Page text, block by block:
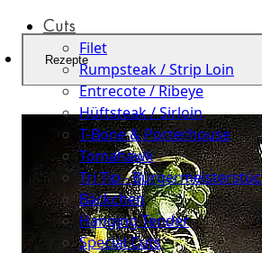
Cuts
Filet
Rumpsteak / Strip Loin
Entrecote / Ribeye
Hüftsteak / Sirloin
T-Bone & Porterhouse
Tomahawk
Tri Tip -
Bäckchen
Hanging Tender
Special Cuts
Rezepte